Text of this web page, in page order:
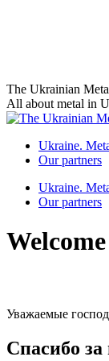
Skip
to
content
The Ukrainian
All about metal in
Ukraine.
Our partners
Ukraine.
Our partners
Уважаемые
Спасибо